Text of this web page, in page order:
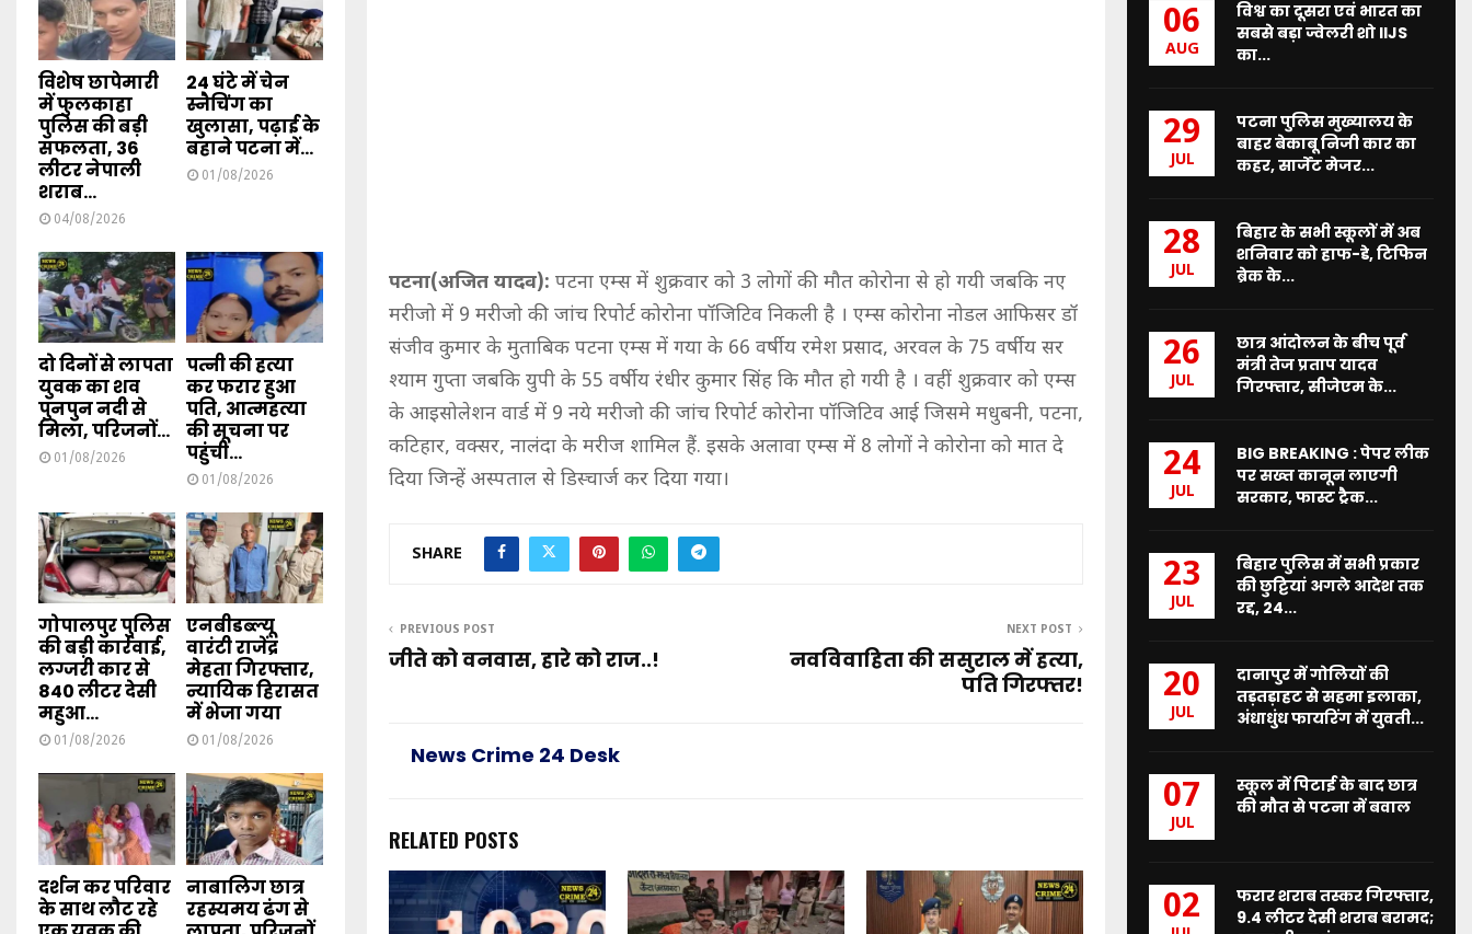
पटना(अजित यादव): पटना एम्स में शुक्रवार को 3 लोगों की मौत कोरोना से हो गयी जबकि नए
मरीजो में 9 मरीजो की जांच रिपोर्ट कोरोना पॉजिटिव निकली है । एम्स कोरोना नोडल आफिसर डॉ
संजीव कुमार के मुताबिक पटना एम्स में गया के 66 वर्षीय रमेश प्रसाद, अरवल के 75 वर्षीय सर
श्याम गुप्ता जबकि युपी के 55 वर्षीय रंधीर कुमार सिंह कि मौत हो गयी है । वहीं शुक्रवार को एम्स
के आइसोलेशन वार्ड में 9 नये मरीजो की जांच रिपोर्ट कोरोना पॉजिटिव आई जिसमे मधुबनी, पटना,
कटिहार, वक्सर, नालंदा के मरीज शामिल हैं. इसके अलावा एम्स में 8 लोगों ने कोरोना को मात दे
दिया जिन्हें अस्पताल से डिस्चार्ज कर दिया गया।
SHARE
PREVIOUS POST
जीते को वनवास, हारे को राज..!
NEXT POST
नवविवाहिता की ससुराल में हत्या,
पति गिरफ्तर!
News Crime 24 Desk
RELATED POSTS
विशेष छापेमारी
में फुलकाहा
पुलिस की बड़ी
सफलता, 36
लीटर नेपाली
शराब...
04/08/2026
24 घंटे में चेन
स्नैचिंग का
खुलासा, पढ़ाई के
बहाने पटना में...
01/08/2026
दो दिनों से लापता
युवक का शव
पुनपुन नदी से
मिला, परिजनों...
01/08/2026
पत्नी की हत्या
कर फरार हुआ
पति, आत्महत्या
की सूचना पर
पहुंची...
01/08/2026
गोपालपुर पुलिस
की बड़ी कार्रवाई,
लग्जरी कार से
840 लीटर देसी
महुआ...
01/08/2026
एनबीडब्ल्यू
वारंटी राजेंद्र
मेहता गिरफ्तार,
न्यायिक हिरासत
में भेजा गया
01/08/2026
दर्शन कर परिवार
के साथ लौट रहे
नाबालिग छात्र
रहस्यमय ढंग से
06
AUG
विश्व का दूसरा एवं भारत का
सबसे बड़ा ज्वेलरी शो IIJS
का...
29
JUL
पटना पुलिस मुख्यालय के
बाहर बेकाबू निजी कार का
कहर, सार्जेंट मेजर...
28
JUL
बिहार के सभी स्कूलों में अब
शनिवार को हाफ-डे, टिफिन
ब्रेक के...
26
JUL
छात्र आंदोलन के बीच पूर्व
मंत्री तेज प्रताप यादव
गिरफ्तार, सीजेएम के...
24
JUL
BIG BREAKING : पेपर लीक
पर सख्त कानून लाएगी
सरकार, फास्ट ट्रैक...
23
JUL
बिहार पुलिस में सभी प्रकार
की छुट्टियां अगले आदेश तक
रद्द, 24...
20
JUL
दानापुर में गोलियों की
तड़तड़ाहट से सहमा इलाका,
अंधाधुंध फायरिंग में युवती...
07
JUL
स्कूल में पिटाई के बाद छात्र
की मौत से पटना में बवाल
02
फरार शराब तस्कर गिरफ्तार,
9.4 लीटर देसी शराब बरामद;